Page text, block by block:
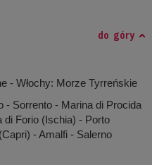
do góry
‐ Włochy: Morze Tyrreńskie
- Sorrento - Marina di Procida
di Forio (Ischia) - Porto
- Amalfi - Salerno